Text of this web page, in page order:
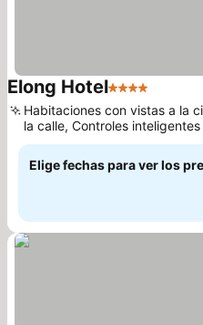
Elong Hotel4 Estrellas
Habitaciones con vistas a la
la calle, Controles inteligentes
habitación
Elige fechas para ver los